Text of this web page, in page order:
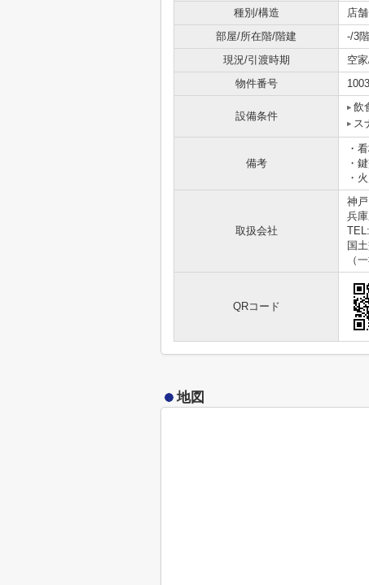
種別/構造
店
部屋/所在階/階建
-/3
現況/引渡時期
空
物件番号
設備条件
飲
ス
備考
・
・
・
取扱会社
神
兵
国
（
QRコード
地図